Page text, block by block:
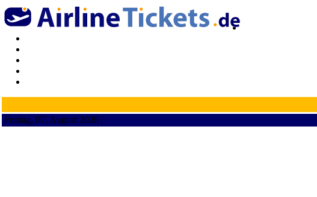
Freitag, 07. August 2026 ¦